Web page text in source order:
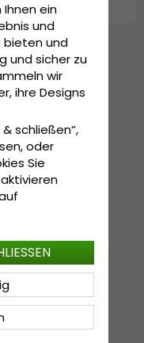
ein
und
bieten und
und sicher zu
wir
ihre Designs
schließen“,
oder
Sie